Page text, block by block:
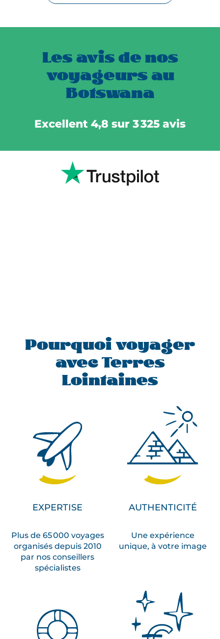
Les avis de nos
voyageurs au
Botswana
Excellent 4,8 sur 3 325 avis
Pourquoi voyager
avec Terres
Lointaines
EXPERTISE
Plus de 65 000 voyages
organisés depuis 2010
par nos conseillers
spécialistes
AUTHENTICITÉ
Une expérience
unique, à votre image